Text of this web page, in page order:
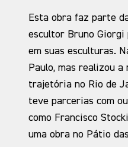
Esta obra faz parte
escultor Bruno Giorgi
em suas esculturas.
Paulo, mas realizou
trajetória no Rio de
teve parcerias com
como Francisco
uma obra no Pátio